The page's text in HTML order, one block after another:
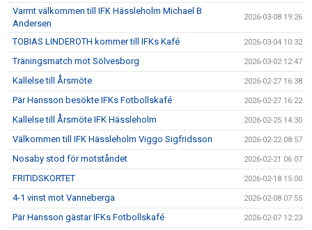
Varmt välkommen till IFK Hässleholm Michael B
Andersen
2026-03-08 19:26
TOBIAS LINDEROTH kommer till IFKs Kafé 2026-03-04 10:32
Träningsmatch mot Sölvesborg 2026-03-02 12:47
Kallelse till Årsmöte 2026-02-27 16:38
Pär Hansson besökte IFKs Fotbollskafé 2026-02-27 16:22
Kallelse till Årsmöte IFK Hässleholm 2026-02-25 14:30
Välkommen till IFK Hässleholm Viggo Sigfridsson 2026-02-22 08:57
Nosaby stod för motståndet 2026-02-21 06:07
FRITIDSKORTET 2026-02-18 15:00
4-1 vinst mot Vanneberga 2026-02-08 07:55
Pär Hansson gästar IFKs Fotbollskafé 2026-02-07 12:23